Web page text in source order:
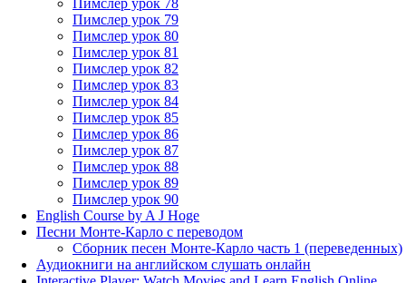
Пимслер урок 78
Пимслер урок 79
Пимслер урок 80
Пимслер урок 81
Пимслер урок 82
Пимслер урок 83
Пимслер урок 84
Пимслер урок 85
Пимслер урок 86
Пимслер урок 87
Пимслер урок 88
Пимслер урок 89
Пимслер урок 90
English Course by A J Hoge
Песни Монте-Карло с переводом
Сборник песен Монте-Карло часть 1 (переведенных)
Аудиокниги на английском слушать онлайн